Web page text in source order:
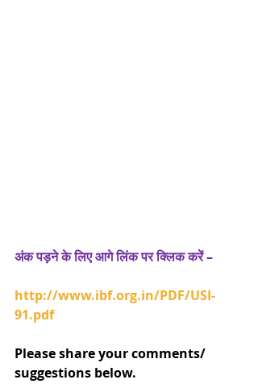
अंक पड़ने के लिए आगे लिंक पर क्लिक करें –
http://www.ibf.org.in/PDF/USI-
91.pdf
Please share your comments/
suggestions below.